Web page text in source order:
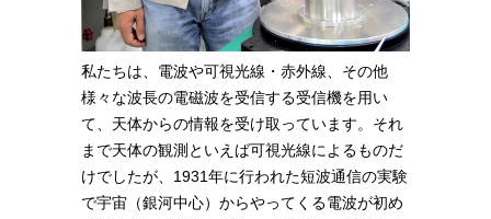
私たちは、電波や可視光線・赤外線、その他
様々な波長の電磁波を受信する受信機を用い
て、天体からの情報を受け取っています。それ
まで天体の観測といえば可視光線によるものだ
けでしたが、1931年に行われた短波通信の実験
で宇宙（銀河中心）からやってくる電波が初め